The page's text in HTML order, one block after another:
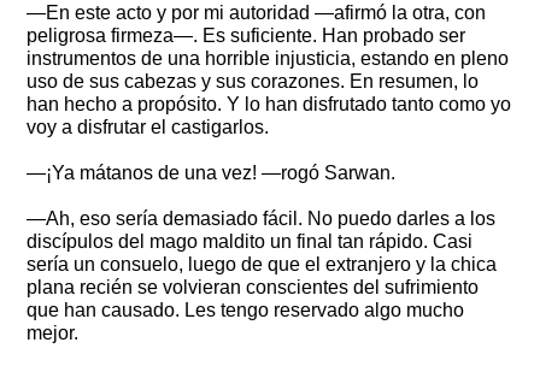
—En este acto y por mi autoridad —afirmó la otra, con
peligrosa firmeza—. Es suficiente. Han probado ser
instrumentos de una horrible injusticia, estando en pleno
uso de sus cabezas y sus corazones. En resumen, lo
han hecho a propósito. Y lo han disfrutado tanto como yo
voy a disfrutar el castigarlos.
—¡Ya mátanos de una vez! —rogó Sarwan.
—Ah, eso sería demasiado fácil. No puedo darles a los
discípulos del mago maldito un final tan rápido. Casi
sería un consuelo, luego de que el extranjero y la chica
plana recién se volvieran conscientes del sufrimiento
que han causado. Les tengo reservado algo mucho
mejor.